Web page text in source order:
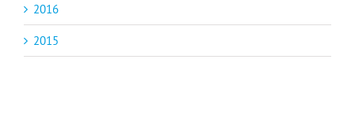
2016
2015